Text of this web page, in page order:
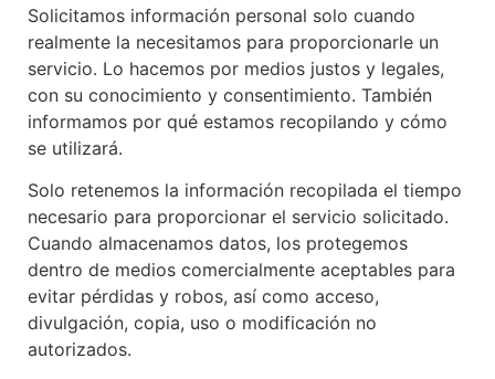
Solicitamos información personal solo cuando
realmente la necesitamos para proporcionarle un
servicio. Lo hacemos por medios justos y legales,
con su conocimiento y consentimiento. También
informamos por qué estamos recopilando y cómo
se utilizará.
Solo retenemos la información recopilada el tiempo
necesario para proporcionar el servicio solicitado.
Cuando almacenamos datos, los protegemos
dentro de medios comercialmente aceptables para
evitar pérdidas y robos, así como acceso,
divulgación, copia, uso o modificación no
autorizados.